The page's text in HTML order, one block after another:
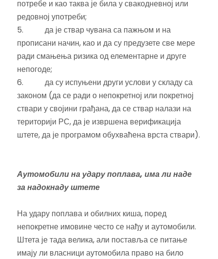
потребе и као таква је била у свакодневној или
редовној употреби;
5. да је ствар чувана са пажњом и на
прописани начин, као и да су предузете све мере
ради смањења ризика од елементарне и друге
непогоде;
6. да су испуњени други услови у складу са
законом (да се ради о непокретној или покретној
ствари у својини грађана, да се ствар налази на
територији РС, да је извршена верификација
штете, да је програмом обухваћена врста ствари).
Аутомобили на удару поплава, има ли наде
за надокнаду штете
На удару поплава и обилних киша, поред
непокретне имовине често се нађу и аутомобили.
Штета је тада велика, али поставља се питање
имају ли власници аутомобила право на било